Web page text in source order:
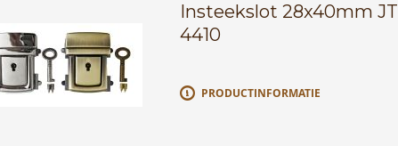
Insteekslot 28x40mm JT
4410
PRODUCTINFORMATIE